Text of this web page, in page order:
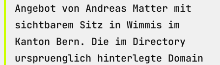
Angebot von Andreas Matter mit
sichtbarem Sitz in Wimmis im
Kanton Bern. Die im Directory
urspruenglich hinterlegte Domain